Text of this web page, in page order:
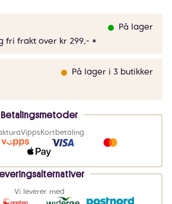
På lager
fri frakt over kr 299,- *
På lager i 3 butikker
Betalingsmetoder
VippsKortbetaling
Vi leverer med